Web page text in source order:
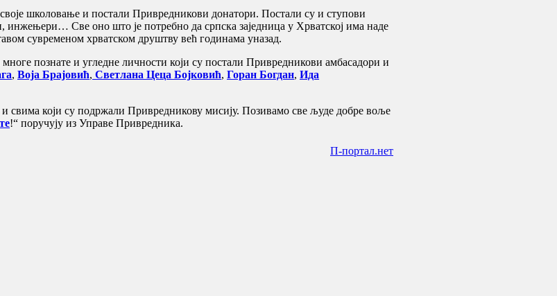
школовање и постали Привредникови донатори. Постали су и ступови
инжењери… Све оно што је потребно да српска заједница у Хрватској има наде
сувременом хрватском друштву већ годинама уназад.
познате и угледне личности који су постали Привредникови амбасадори и
, Воја Брајовић, Светлана Цеца Бојковић, Горан Богдан, Ида
свима који су подржали Привредникову мисију. Позивамо све људе добре воље
!“ поручују из Управе Привредника.
П-портал.нет